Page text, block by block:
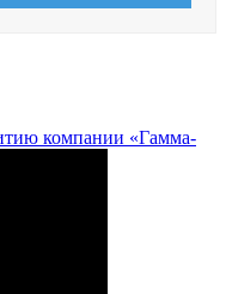
компании «Гамма-